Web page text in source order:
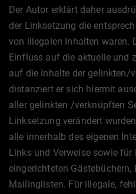
Der Autor erklärt daher
der Linksetzung die
von illegalen Inhalten waren.
Einfluss auf die aktuelle und
auf die Inhalte der gelinkten/
distanziert er sich hiermit
aller gelinkten /verknüpften
Linksetzung verändert
alle innerhalb des eigenen
Links und Verweise sowie
eingerichteten
Mailinglisten. Für illegale,